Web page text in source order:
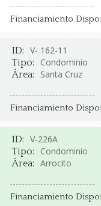
Financiamiento
ID: V- 162-11
Tipo: Condominio
Área: Santa Cruz
Financiamiento
ID: V-226A
Tipo: Condominio
Área: Arrocito
Financiamiento